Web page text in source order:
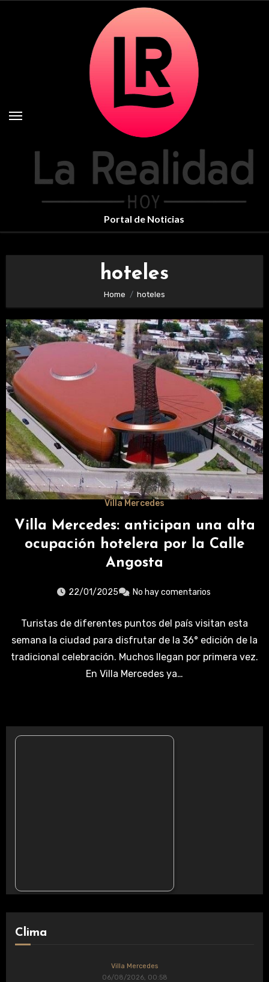
Portal de Noticias
hoteles
Home hoteles
Villa Mercedes
Villa Mercedes: anticipan una alta
ocupación hotelera por la Calle
Angosta
22/01/2025 No hay comentarios
Turistas de diferentes puntos del país visitan esta
semana la ciudad para disfrutar de la 36° edición de la
tradicional celebración. Muchos llegan por primera vez.
En Villa Mercedes ya…
Clima
Villa Mercedes
06/08/2026, 00:58